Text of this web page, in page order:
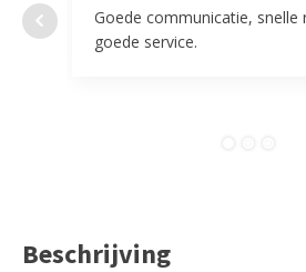
Goede communicatie, snelle
goede service.
Beschrijving